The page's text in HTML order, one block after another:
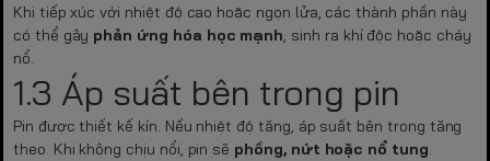
Khi tiếp xúc với nhiệt độ cao hoặc ngọn lửa, các thành phần này
có thể gây phản ứng hóa học mạnh, sinh ra khí độc hoặc cháy
nổ.
1.3 Áp suất bên trong pin
Pin được thiết kế kín. Nếu nhiệt độ tăng, áp suất bên trong tăng
theo. Khi không chịu nổi, pin sẽ phồng, nứt hoặc nổ tung.